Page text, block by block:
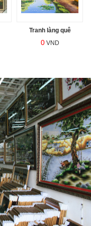
Tranh làng quê
0VND